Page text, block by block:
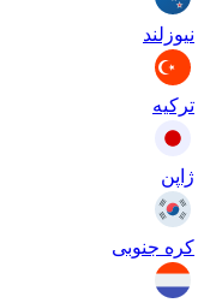
نیوزلند
ترکیه
ژاپن
کره جنوبی